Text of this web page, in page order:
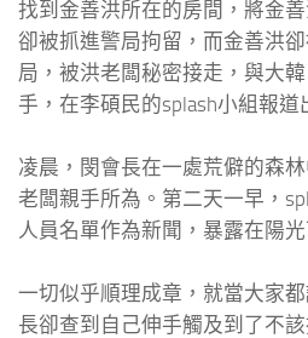
找到金善洪所在的房間，將金
卻被抓進警局拘留，而金善洪
局，被洪老闆秘密接走，與大
手，在李碩民的splash小組報道
凌晨，閔會長在一處荒僻的森
老闆親手所為。第二天一早，
人員名單作為新聞，暴露在陽光
一切似乎順理成章，就當大家
長卻查到自己伸手觸及到了不